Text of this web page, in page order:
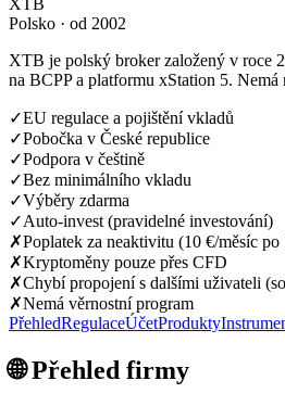
Polsko · od 2002
XTB je polský broker založený v roce
na BCPP a platformu xStation 5.
✓EU regulace a pojištění vkladů
✓Pobočka v České republice
✓Podpora v češtině
✓Bez minimálního vkladu
✓Výběry zdarma
✓Auto-invest (pravidelné investování)
✗Poplatek za neaktivitu (10 €/měsíc po
✗Kryptoměny pouze přes CFD
✗Chybí propojení s dalšími uživateli
✗Nemá věrnostní program
PřehledRegulaceÚčetProdukty
🌐 Přehled firmy